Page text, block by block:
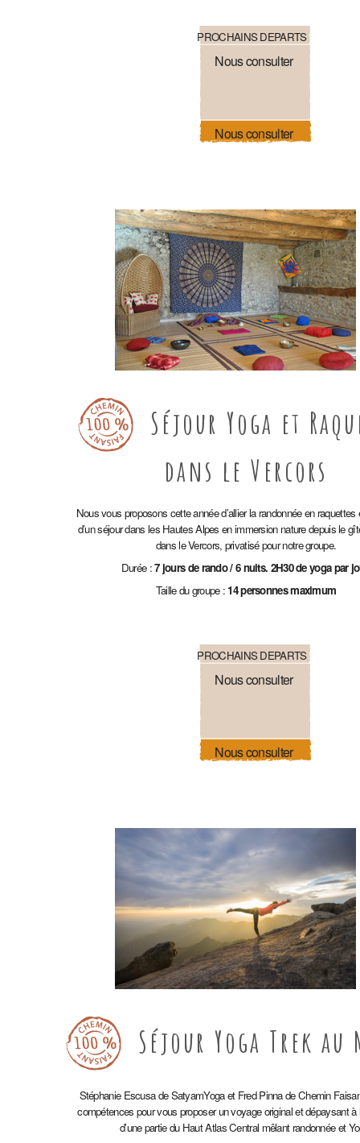
PROCHAINS DEPARTS
Nous consulter
Nous consulter
Séjour Yoga et
dans le Vercors
Nous vous proposons cette année d’allier la randonnée en
d’un séjour dans les Hautes Alpes en immersion nature depuis le
dans le Vercors, privatisé pour notre groupe.
Durée :7 jours de rando / 6 nuits. 2H30 de yoga par
Taille du groupe :14 personnes maximum
PROCHAINS DEPARTS
Nous consulter
Nous consulter
Séjour Yoga Trek au
Stéphanie Escusa de SatyamYoga et Fred Pinna de Chemin
compétences pour vous proposer un voyage original et dépaysant à
d’une partie du Haut Atlas Central mêlant randonnée et